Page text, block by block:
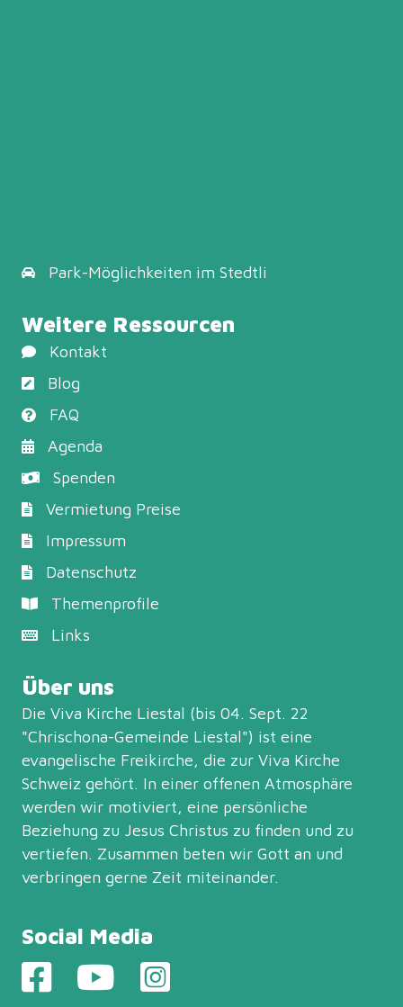
Park-Möglichkeiten im Stedtli
Weitere Ressourcen
Kontakt
Blog
FAQ
Agenda
Spenden
Vermietung Preise
Impressum
Datenschutz
Themenprofile
Links
Über uns
Die Viva Kirche Liestal (bis 04. Sept. 22
"Chrischona-Gemeinde Liestal") ist eine
evangelische Freikirche, die zur Viva Kirche
Schweiz gehört. In einer offenen Atmosphäre
werden wir motiviert, eine persönliche
Beziehung zu Jesus Christus zu finden und zu
vertiefen. Zusammen beten wir Gott an und
verbringen gerne Zeit miteinander.
Social Media